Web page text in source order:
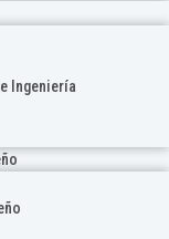
Ingeniería